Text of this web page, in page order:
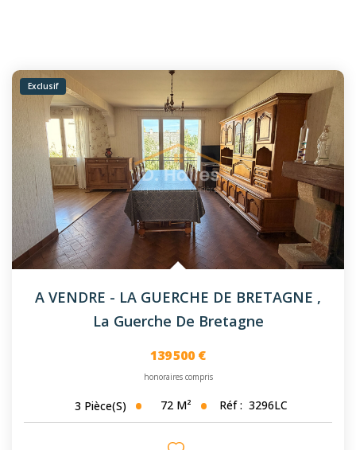
Exclusif
A VENDRE - LA GUERCHE DE BRETAGNE ,
La Guerche De Bretagne
139 500 €
honoraires compris
3 Pièce(s) 72 M² Réf : 3296LC